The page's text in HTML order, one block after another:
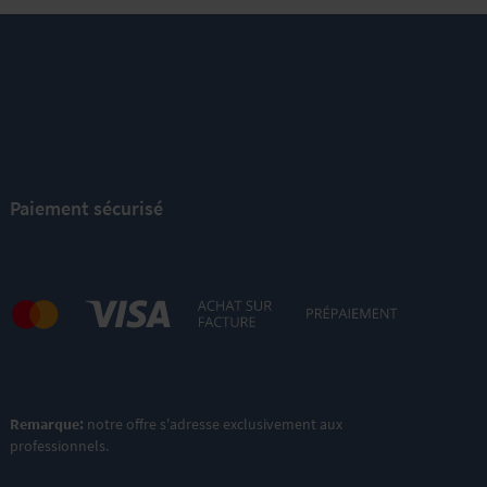
Paiement sécurisé
Remarque: notre offre s'adresse exclusivement aux
professionnels.